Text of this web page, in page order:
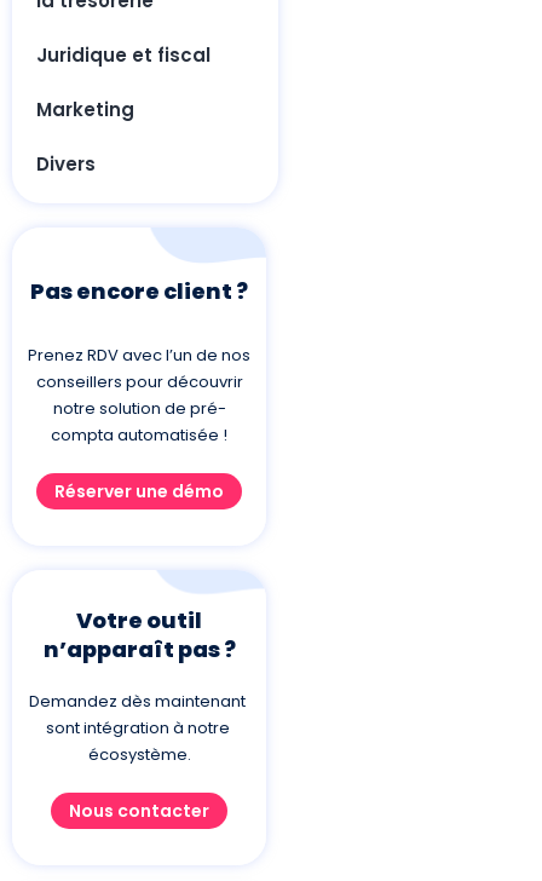
Juridique et fiscal
Marketing
Divers
Pas encore client ?
Prenez RDV avec l’un de nos
conseillers pour découvrir
notre solution de pré-
compta automatisée !
Réserver une démo
Votre outil
n’apparaît pas ?
Demandez dès maintenant
sont intégration à notre
écosystème.
Nous contacter